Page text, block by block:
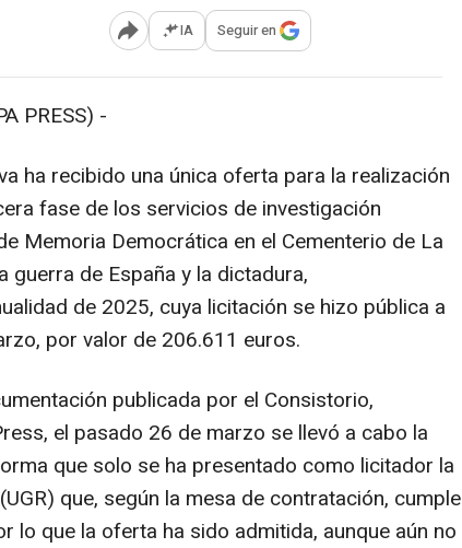
Abrir opciones para compartir
IA Seguir en
PRESS) -
ha recibido una única oferta para la realización
fase de los servicios de investigación
Memoria Democrática en el Cementerio de La
guerra de España y la dictadura,
de 2025, cuya licitación se hizo pública a
por valor de 206.611 euros.
publicada por el Consistorio,
el pasado 26 de marzo se llevó a cabo la
que solo se ha presentado como licitador la
que, según la mesa de contratación, cumple
lo que la oferta ha sido admitida, aunque aún no